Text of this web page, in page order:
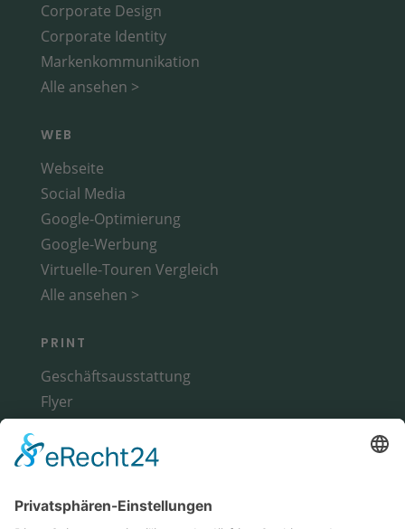
Corporate Design
Corporate Identity
Markenkommunikation
Alle ansehen >
WEB
Webseite
Social Media
Google-Optimierung
Google-Werbung
Virtuelle-Touren Vergleich
Alle ansehen >
PRINT
Geschäftsausstattung
Flyer
Magazine
WERBETECHNIK